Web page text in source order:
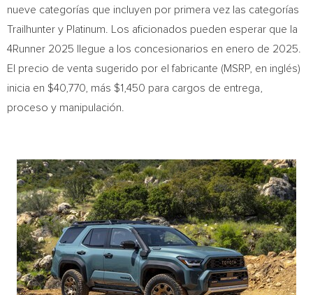
nueve categorías que incluyen por primera vez las categorías
Trailhunter y Platinum. Los aficionados pueden esperar que la
4Runner 2025 llegue a los concesionarios en enero de 2025.
El precio de venta sugerido por el fabricante (MSRP, en inglés)
inicia en $40,770 , más $1,450 para cargos de entrega,
proceso y manipulación.